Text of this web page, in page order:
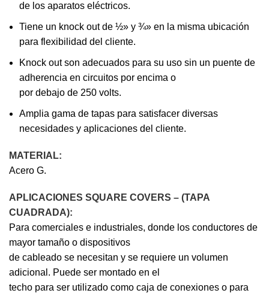
de los aparatos eléctricos.
Tiene un knock out de ½» y ¾» en la misma ubicación
para flexibilidad del cliente.
Knock out son adecuados para su uso sin un puente de
adherencia en circuitos por encima o
por debajo de 250 volts.
Amplia gama de tapas para satisfacer diversas
necesidades y aplicaciones del cliente.
MATERIAL:
Acero G.
APLICACIONES SQUARE COVERS – (TAPA
CUADRADA):
Para comerciales e industriales, donde los conductores de
mayor tamaño o dispositivos
de cableado se necesitan y se requiere un volumen
adicional. Puede ser montado en el
techo para ser utilizado como caja de conexiones o para